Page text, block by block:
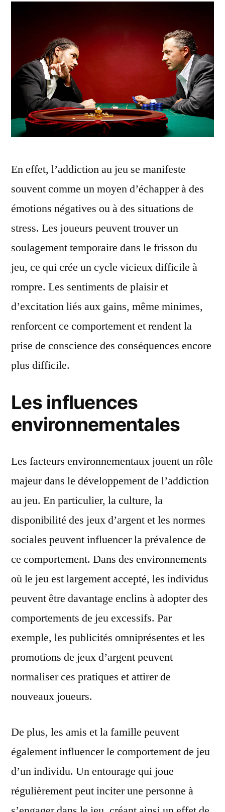
En effet, l’addiction au jeu se manifeste
souvent comme un moyen d’échapper à des
émotions négatives ou à des situations de
stress. Les joueurs peuvent trouver un
soulagement temporaire dans le frisson du
jeu, ce qui crée un cycle vicieux difficile à
rompre. Les sentiments de plaisir et
d’excitation liés aux gains, même minimes,
renforcent ce comportement et rendent la
prise de conscience des conséquences encore
plus difficile.
Les influences
environnementales
Les facteurs environnementaux jouent un rôle
majeur dans le développement de l’addiction
au jeu. En particulier, la culture, la
disponibilité des jeux d’argent et les normes
sociales peuvent influencer la prévalence de
ce comportement. Dans des environnements
où le jeu est largement accepté, les individus
peuvent être davantage enclins à adopter des
comportements de jeu excessifs. Par
exemple, les publicités omniprésentes et les
promotions de jeux d’argent peuvent
normaliser ces pratiques et attirer de
nouveaux joueurs.
De plus, les amis et la famille peuvent
également influencer le comportement de jeu
d’un individu. Un entourage qui joue
régulièrement peut inciter une personne à